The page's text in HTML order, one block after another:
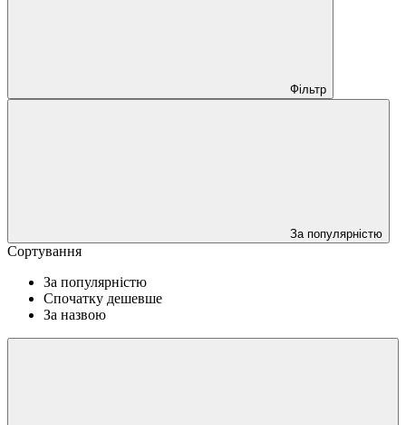
Фільтр
За популярністю
Сортування
За популярністю
Спочатку дешевше
За назвою